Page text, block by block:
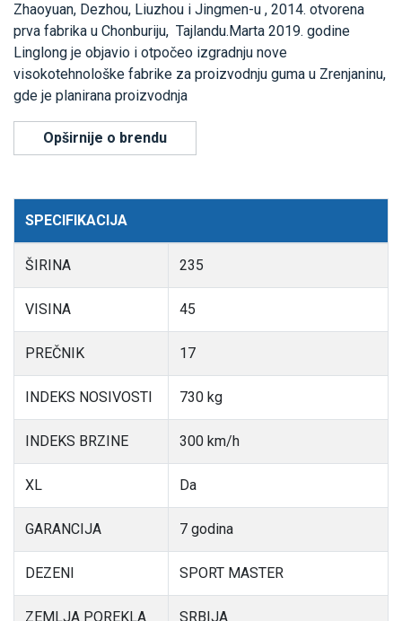
Zhaoyuan, Dezhou, Liuzhou i Jingmen-u , 2014. otvorena
prva fabrika u Chonburiju, Tajlandu.Marta 2019. godine
Linglong je objavio i otpočeo izgradnju nove
visokotehnološke fabrike za proizvodnju guma u Zrenjaninu,
gde je planirana proizvodnja
Opširnije o brendu
SPECIFIKACIJA
ŠIRINA 235
VISINA 45
PREČNIK 17
INDEKS NOSIVOSTI 730 kg
INDEKS BRZINE 300 km/h
XL Da
GARANCIJA 7 godina
DEZENI SPORT MASTER
ZEMLJA POREKLA SRBIJA